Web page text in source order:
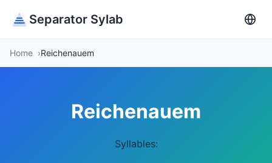
Separator Sylab
Home Reichenauem
Reichenauem
Syllables: